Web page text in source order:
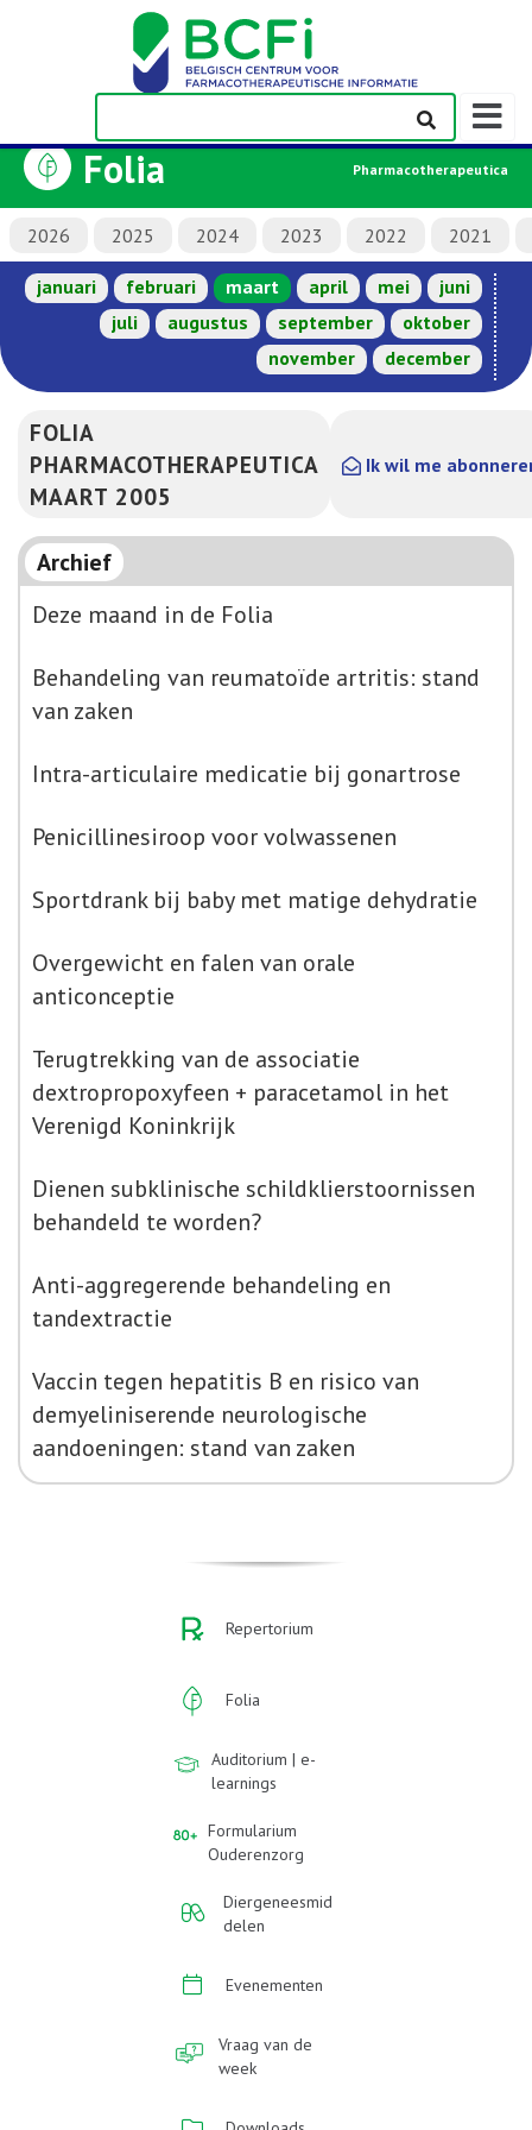
Folia Pharmacotherapeutica
2026 2025 2024 2023 2022 2021
januari februari maart april mei
juni
juli
augustus september
oktober
november
december
FOLIA
PHARMACOTHERAPEUTICA
MAART 2005
Ik wil me
Archief
Deze maand in de Folia
Behandeling van reumatoïde artritis: stand
van zaken
Intra-articulaire medicatie bij gonartrose
Penicillinesiroop voor volwassenen
Sportdrank bij baby met matige dehydratie
Overgewicht en falen van orale
anticonceptie
Terugtrekking van de associatie
dextropropoxyfeen + paracetamol in het
Verenigd Koninkrijk
Dienen subklinische schildklierstoornissen
behandeld te worden?
Anti-aggregerende behandeling en
tandextractie
Vaccin tegen hepatitis B en risico van
demyeliniserende neurologische
aandoeningen: stand van zaken
Repertorium
Folia
Auditorium | e-
learnings
Formularium
Ouderenzorg
Diergeneesmid
delen
Evenementen
Vraag van de
week